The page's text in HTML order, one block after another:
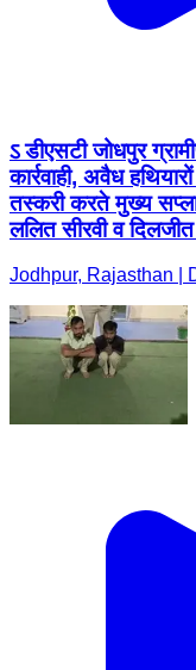
ऽ डीएसटी जोधपुर
कार्रवाही, अवैध
तस्करी करते मुख्य
ललित सीरवी व दिलजीत
Jodhpur, Rajasthan |